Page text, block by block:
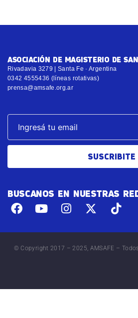
ASOCIACIÓN DE MAGISTERIO DE
Rivadavia 3279 | Santa Fe · Argentina
0342 4555436 (líneas rotativas)
prensa@amsafe.org.ar
SUSCRIBITE
BUSCANOS EN NUESTRAS
© Copyright 2017 – 2025, AMSAFE –